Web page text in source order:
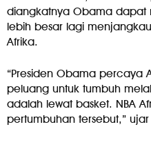
diangkatnya Obama dapat
lebih besar lagi
Afrika.
“Presiden Obama percaya
peluang untuk tumbuh
adalah lewat basket. NBA
pertumbuhan tersebut,” ujar